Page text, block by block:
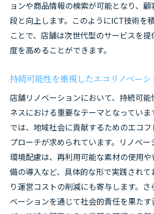
ョンや商品情報の検索が可能となり、
段と向上します。このようにICT技術を
ことで、店舗は次世代型のサービスを
度を高めることができます。
持続可能性を重視したエコリノベーシ
店舗リノベーションにおいて、持続可
ネスにおける重要なテーマとなっていま
では、地域社会に貢献するためのエコ
プローチが求められています。リノベー
環境配慮は、再利用可能な素材の使用
備の導入など、具体的な形で実践されて
り運営コストの削減にも寄与します。さ
ベーションを通じて社会的責任を果たす